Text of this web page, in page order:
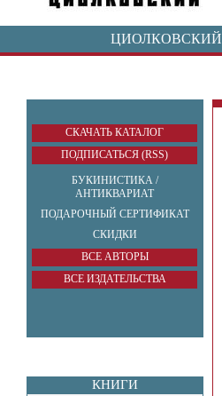
ЦИОЛКОВСКИЙ
СКАЧАТЬ КАТАЛОГ
ПОДПИСАТЬСЯ (RSS)
БУКИНИСТИКА /
АНТИКВАРИАТ
ПОДАРОЧНЫЙ СЕРТИФИКАТ
СКИДКИ
ВСЕ АВТОРЫ
ВСЕ ИЗДАТЕЛЬСТВА
КНИГИ